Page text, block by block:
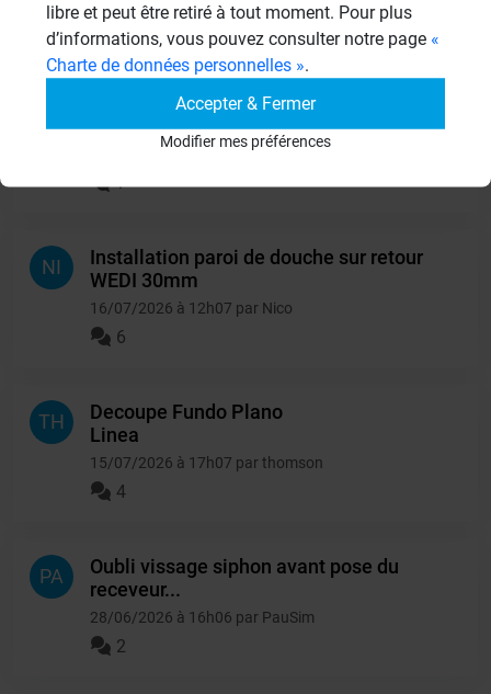
Autres questions
CI Double douche à carreler
05/08/2026 à 20h08 par Citizen
1
NI
Installation paroi de douche sur retour
WEDI 30mm
16/07/2026 à 12h07 par Nico
6
TH
Decoupe Fundo Plano
Linea
15/07/2026 à 17h07 par thomson
4
PA
Oubli vissage siphon avant pose du
receveur...
28/06/2026 à 16h06 par PauSim
2
libre et peut être retiré à tout moment. Pour plus
d’informations, vous pouvez consulter notre page «
Charte de données personnelles ».
Accepter & Fermer
Modifier mes préférences